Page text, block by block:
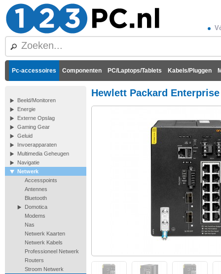
Pc-accessoires Componenten PC/Laptops/Tablets Kabels/Pluggen
Beeld/Monitoren
Energie
Externe Opslag
Gaming Gear
Geluid
Invoerapparaten
Multimedia Geheugen
Navigatie
Netwerk
Accesspoints
Antennes
Bluetooth
Domotica
Modems
Nas
Netwerk Kaarten
Netwerk Kabels
Professioneel Netwerk
Routers
Stroom Netwerk
Hewlett Packard